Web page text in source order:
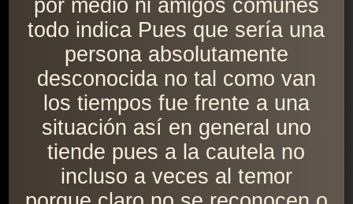
por medio ni amigos comunes
todo indica Pues que sería una
persona absolutamente
desconocida no tal como van
los tiempos fue frente a una
situación así en general uno
tiende pues a la cautela no
incluso a veces al temor